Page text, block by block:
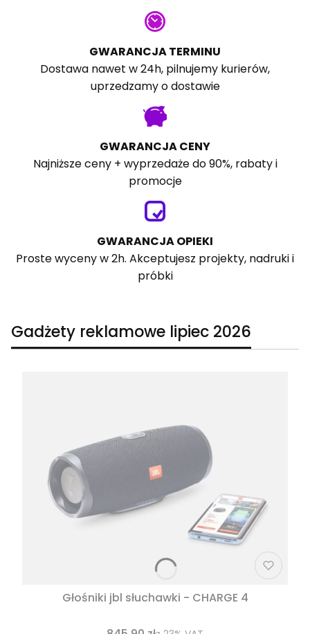
GWARANCJA TERMINU
Dostawa nawet w 24h, pilnujemy kurierów,
uprzedzamy o dostawie
GWARANCJA CENY
Najniższe ceny + wyprzedaże do 90%, rabaty i
promocje
GWARANCJA OPIEKI
Proste wyceny w 2h. Akceptujesz projekty, nadruki i
próbki
Gadżety reklamowe lipiec 2026
Głośniki jbl słuchawki - CHARGE 4